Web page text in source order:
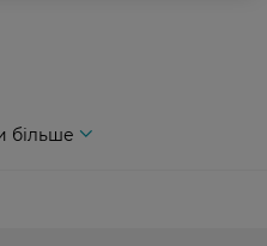
більше